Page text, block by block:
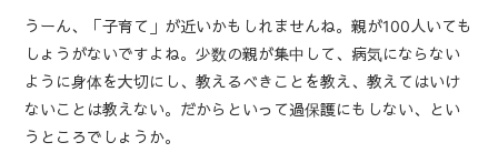
うーん、「子育て」が近いかもしれませんね。親が100人いても
しょうがないですよね。少数の親が集中して、病気にならない
ように身体を大切にし、教えるべきことを教え、教えてはいけ
ないことは教えない。だからといって過保護にもしない、とい
うところでしょうか。